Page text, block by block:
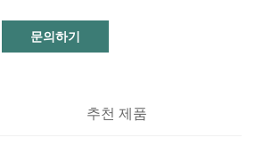
문의하기
추천 제품